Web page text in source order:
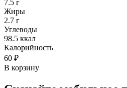
7.5 г
Жиры
2.7 г
Углеводы
98.5 ккал
Калорийность
60 ₽
В корзину